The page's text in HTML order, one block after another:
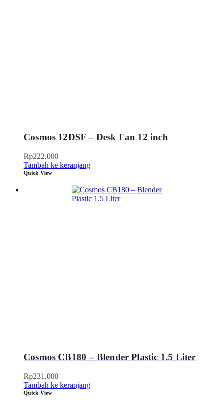
Cosmos 12DSF – Desk Fan 12 inch
Rp222.000
Tambah ke keranjang
Quick View
Cosmos CB180 – Blender Plastic 1.5 Liter
Rp231.000
Tambah ke keranjang
Quick View